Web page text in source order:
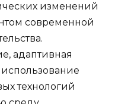
изменений
современной
адаптивная
технологий